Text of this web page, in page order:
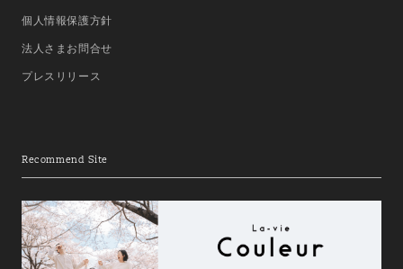
個人情報保護方針
法人さまお問合せ
プレスリリース
Recommend Site